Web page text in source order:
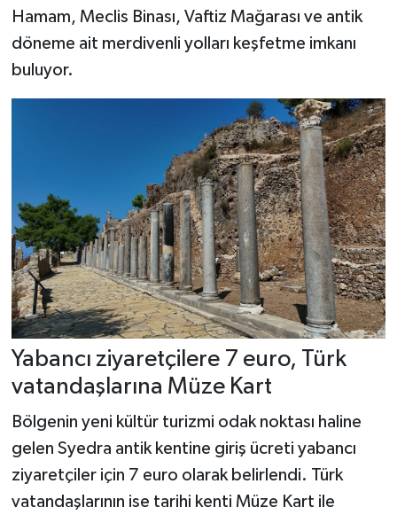
Hamam, Meclis Binası, Vaftiz Mağarası ve antik
döneme ait merdivenli yolları keşfetme imkanı
buluyor.
Yabancı ziyaretçilere 7 euro, Türk
vatandaşlarına Müze Kart
Bölgenin yeni kültür turizmi odak noktası haline
gelen Syedra antik kentine giriş ücreti yabancı
ziyaretçiler için 7 euro olarak belirlendi. Türk
vatandaşlarının ise tarihi kenti Müze Kart ile